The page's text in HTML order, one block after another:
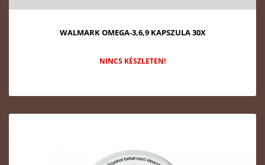
WALMARK OMEGA-3,6,9 KAPSZULA 30X
NINCS KÉSZLETEN!